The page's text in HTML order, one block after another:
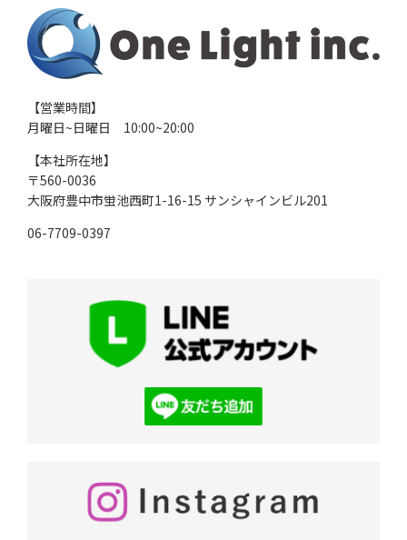
【営業時間】
月曜日~日曜日 10:00~20:00
【本社所在地】
〒560-0036
大阪府豊中市蛍池西町1-16-15 サンシャインビル201
06-7709-0397